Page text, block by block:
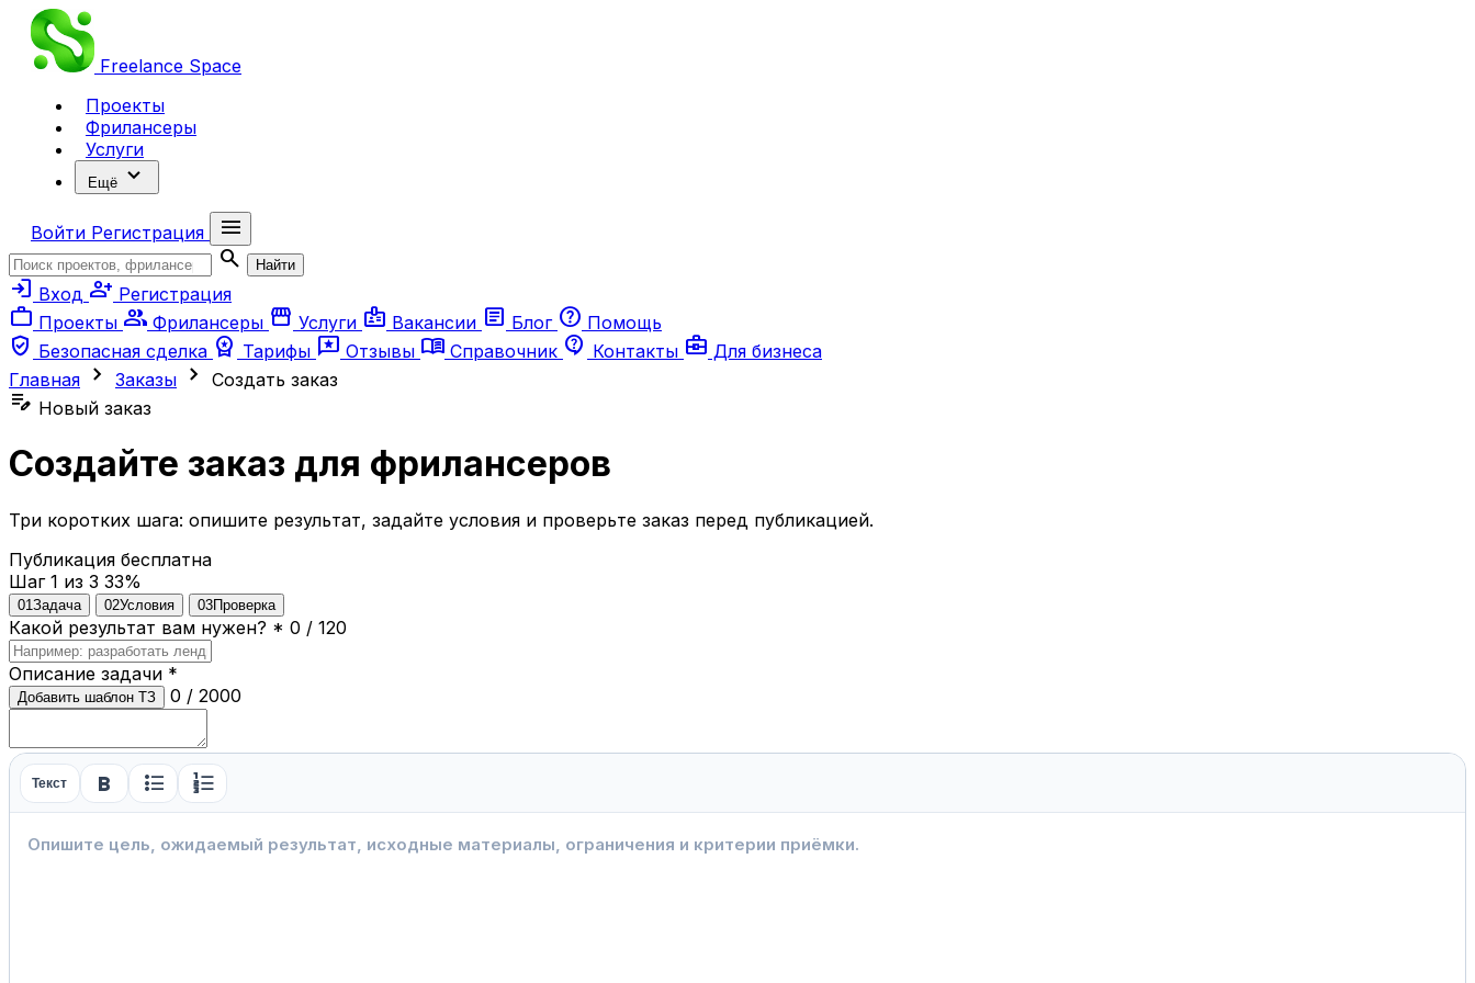
Freelance Space
Проекты
Фрилансеры
Услуги
Ещё expand_more
Войти Регистрация
menu
search
Найти
login Вход person_add Регистрация
work Проекты group Фрилансеры storefront Услуги badge Вакансии article Блог help Помощь
verified_user Безопасная сделка workspace_premium Тарифы reviews Отзывы menu_book Справочник contact_support Контакты business_center Для бизнеса
Главная chevron_right Заказы chevron_right Создать заказ
edit_note Новый заказ
Создайте заказ для фрилансеров
Три коротких шага: опишите результат, задайте условия и проверьте заказ перед публикацией.
Публикация бесплатна
Шаг 1 из 3 33%
01 Задача 02Условия 03Проверка
Какой результат вам нужен? * 0 / 120
Описание задачи *
Добавить шаблон ТЗ 0 / 2000
Текст format_bold format_list_bulleted format_list_numbered